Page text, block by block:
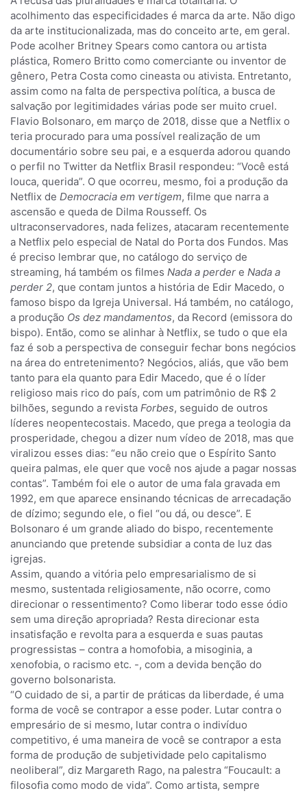
acolhimento das especificidades é marca da arte. Não digo
da arte institucionalizada, mas do conceito arte, em geral.
Pode acolher Britney Spears como cantora ou artista
plástica, Romero Britto como comerciante ou inventor de
gênero, Petra Costa como cineasta ou ativista. Entretanto,
assim como na falta de perspectiva política, a busca de
salvação por legitimidades várias pode ser muito cruel.
Flavio Bolsonaro, em março de 2018, disse que a Netflix o
teria procurado para uma possível realização de um
documentário sobre seu pai, e a esquerda adorou quando
o perfil no Twitter da Netflix Brasil respondeu: “Você está
louca, querida”. O que ocorreu, mesmo, foi a produção da
Netflix de Democracia em vertigem, filme que narra a
ascensão e queda de Dilma Rousseff. Os
ultraconservadores, nada felizes, atacaram recentemente
a Netflix pelo especial de Natal do Porta dos Fundos. Mas
é preciso lembrar que, no catálogo do serviço de
streaming, há também os filmes Nada a perder e Nada a
perder 2, que contam juntos a história de Edir Macedo, o
famoso bispo da Igreja Universal. Há também, no catálogo,
a produção Os dez mandamentos, da Record (emissora do
bispo). Então, como se alinhar à Netflix, se tudo o que ela
faz é sob a perspectiva de conseguir fechar bons negócios
na área do entretenimento? Negócios, aliás, que vão bem
tanto para ela quanto para Edir Macedo, que é o líder
religioso mais rico do país, com um patrimônio de R$ 2
bilhões, segundo a revista Forbes, seguido de outros
líderes neopentecostais. Macedo, que prega a teologia da
prosperidade, chegou a dizer num vídeo de 2018, mas que
viralizou esses dias: “eu não creio que o Espírito Santo
queira palmas, ele quer que você nos ajude a pagar nossas
contas”. Também foi ele o autor de uma fala gravada em
1992, em que aparece ensinando técnicas de arrecadação
de dízimo; segundo ele, o fiel “ou dá, ou desce”. E
Bolsonaro é um grande aliado do bispo, recentemente
anunciando que pretende subsidiar a conta de luz das
igrejas.
Assim, quando a vitória pelo empresarialismo de si
mesmo, sustentada religiosamente, não ocorre, como
direcionar o ressentimento? Como liberar todo esse ódio
sem uma direção apropriada? Resta direcionar esta
insatisfação e revolta para a esquerda e suas pautas
progressistas – contra a homofobia, a misoginia, a
xenofobia, o racismo etc. -, com a devida benção do
governo bolsonarista.
“O cuidado de si, a partir de práticas da liberdade, é uma
forma de você se contrapor a esse poder. Lutar contra o
empresário de si mesmo, lutar contra o indivíduo
competitivo, é uma maneira de você se contrapor a esta
forma de produção de subjetividade pelo capitalismo
neoliberal”, diz Margareth Rago, na palestra “Foucault: a
filosofia como modo de vida”. Como artista, sempre